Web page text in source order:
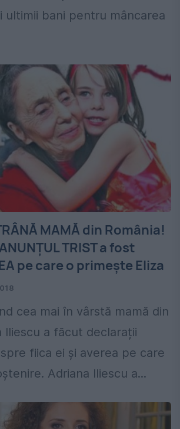
ultimii bani pentru mâncarea
MAMĂ din România!
TRIST a fost
pe care o primește Eliza
cea mai în vârstă mamă din
Iliescu a făcut declarații
fiica ei și averea pe care
Adriana Iliescu a...